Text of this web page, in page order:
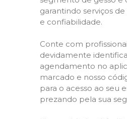
garantindo serviços
e confiabilidade.
Conte com
devidamente
agendamento no
marcado e nosso
para o acesso ao seu
prezando pela sua